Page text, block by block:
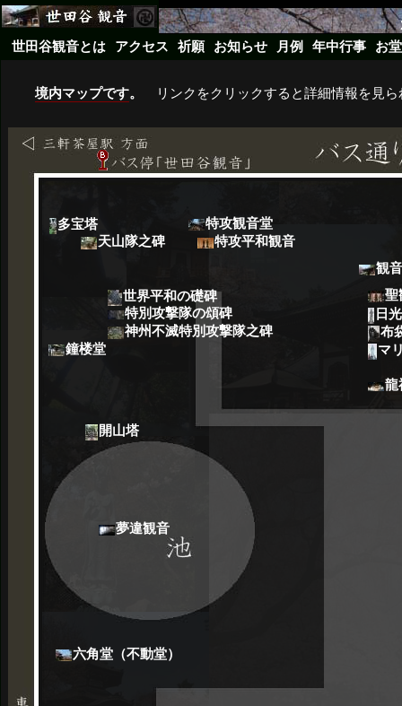
世田谷観音とは アクセス 祈願 お知らせ 月例 年中行事 お堂
境内マップです。 リンクをクリックすると詳細情報を見
観
六角堂（不動堂）
特攻観音堂
聖
日
龍
マ
布
特攻平和観音
夢違観音
鐘楼堂
開山塔
多宝塔
天山隊之碑
神州不滅特別攻撃隊之碑
世界平和の礎碑
特別攻撃隊の頌碑